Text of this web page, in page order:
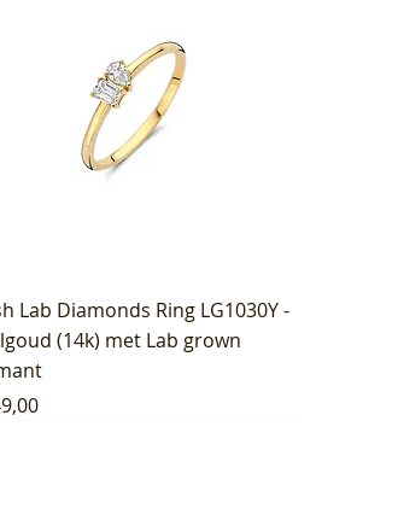
Lab Diamonds Ring LG1030Y -
(14k) met Lab grown